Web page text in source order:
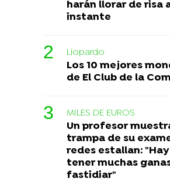
harán llorar de risa
instante
Liopardo
Los 10 mejores
de El Club de la
MILES DE EUROS
Un profesor
trampa de su
redes estallan:
tener muchas
fastidiar"